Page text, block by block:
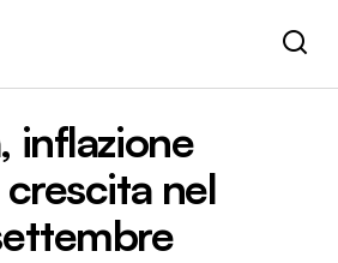
inflazione
nel